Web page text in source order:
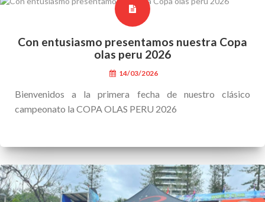
Con entusiasmo presentamos nuestra Copa
olas peru 2026
14/03/2026
Bienvenidos a la primera fecha de nuestro clásico
campeonato la COPA OLAS PERU 2026